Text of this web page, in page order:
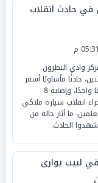
8 آخرين في حادث انقلاب
وادي النطرون
حادثًا مأساويًا أسفر
عن مصرع طفل يبلغ من العمر عامًا واحدًا، وإصابة 8
انقلاب سيارة ملاكي
العلمين، ما أثار حالة من
شهدوا الحادث.
لبيب يوارى